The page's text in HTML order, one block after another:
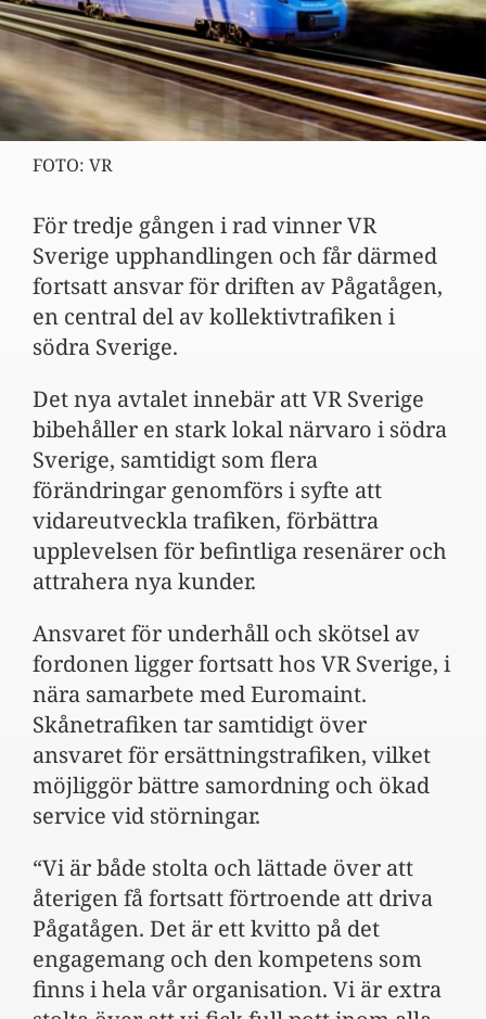
FOTO: VR
För tredje gången i rad vinner VR
Sverige upphandlingen och får därmed
fortsatt ansvar för driften av Pågatågen,
en central del av kollektivtrafiken i
södra Sverige.
Det nya avtalet innebär att VR Sverige
bibehåller en stark lokal närvaro i södra
Sverige, samtidigt som flera
förändringar genomförs i syfte att
vidareutveckla trafiken, förbättra
upplevelsen för befintliga resenärer och
attrahera nya kunder.
Ansvaret för underhåll och skötsel av
fordonen ligger fortsatt hos VR Sverige, i
nära samarbete med Euromaint.
Skånetrafiken tar samtidigt över
ansvaret för ersättningstrafiken, vilket
möjliggör bättre samordning och ökad
service vid störningar.
“Vi är både stolta och lättade över att
återigen få fortsatt förtroende att driva
Pågatågen. Det är ett kvitto på det
engagemang och den kompetens som
finns i hela vår organisation. Vi är extra